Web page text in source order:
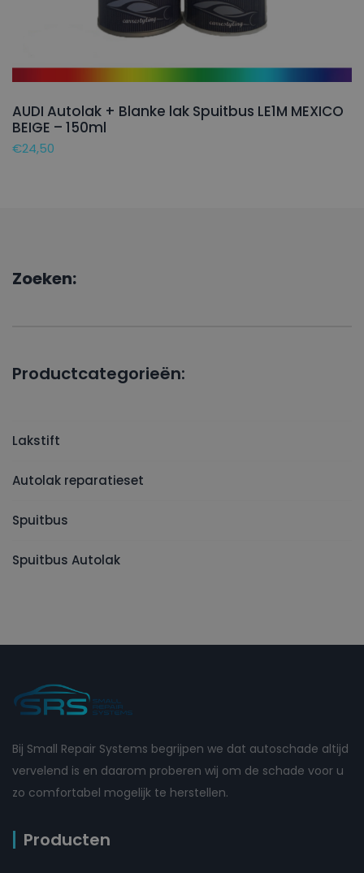
AUDI Autolak + Blanke lak Spuitbus LE1M MEXICO
BEIGE – 150ml
€24,50
Zoeken:
Productcategorieën:
Lakstift
Autolak reparatieset
Spuitbus
Spuitbus Autolak
Bij Small Repair Systems begrijpen we dat autoschade altijd
vervelend is en daarom proberen wij om de schade voor u
zo comfortabel mogelijk te herstellen.
Producten